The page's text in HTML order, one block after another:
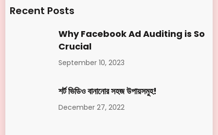
Recent Posts
Why Facebook Ad Auditing is So
Crucial
September 10, 2023
শর্ট ভিডিও বানানোর সহজ উপায়সমুহ!
December 27, 2022